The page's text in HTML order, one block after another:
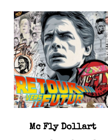
Mc Fly Dollart